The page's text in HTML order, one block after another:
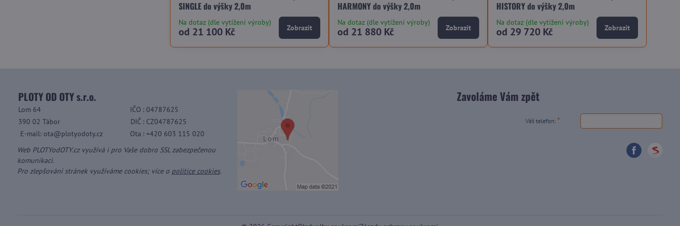
SINGLE do výšky 2,0m
Na dotaz (dle vytížení výroby)
od 21 100 Kč Zobrazit
HARMONY do výšky 2,0m
Na dotaz (dle vytížení výroby)
od 21 880 Kč Zobrazit
HISTORY do výšky 2,0m
Na dotaz (dle vytížení výroby)
od 29 720 Kč Zobrazit
PLOTY OD OTY s.r.o.
Lom 64 IČO : 04787625
390 02 Tábor
DIČ : CZ04787625
E-mail: ota@plotyodoty.cz
Ota : +420 603 115 020
Web PLOTYodOTY.cz využívá i pro Vaše dobro SSL zabezpečenou
komunikaci.
Pro zlepšování stránek využíváme cookies; více o politice cookies.
Zavoláme Vám zpět